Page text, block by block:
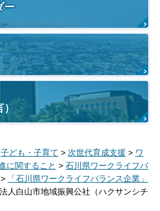
ー
子ども・子育て > 次世代育成支援 > ワ
に関すること > 石川県ワークライフバ
>
「石川県ワークライフバランス企業」
人白山市地域振興公社（ハクサンシチ